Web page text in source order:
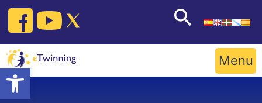
Open toolbar
Skip
content
Menu